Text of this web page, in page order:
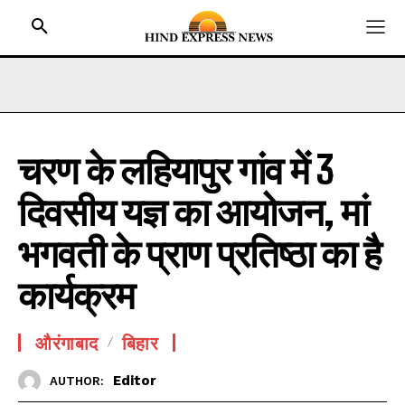
HOME
BIHAR
JHARKHAND
UTTAR PRADESH
MADHYA PRADESH
NATIONAL NEWS
CRIME NEWS
चरण के लहियापुर गांव में 3
दिवसीय यज्ञ का आयोजन, मां
भगवती के प्राण प्रतिष्ठा का है
कार्यक्रम
औरंगाबाद बिहार
AUTHOR: Editor